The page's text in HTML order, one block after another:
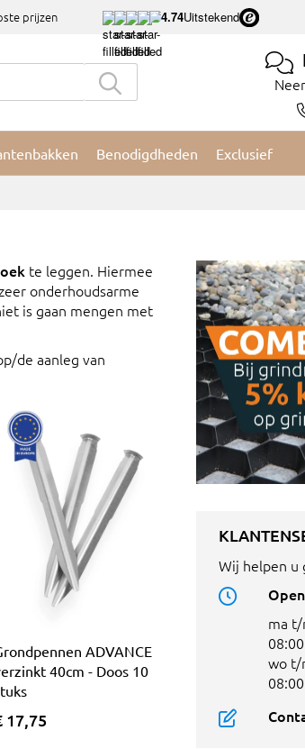
prijzen 4.74Uitstekend
Benodigdheden Exclusief
te leggen. Hiermee
onderhoudsarme
is gaan mengen met
de aanleg van
ADVANCE
40cm - Doos 10
17,75
Wij helpen u
ma
wo t/